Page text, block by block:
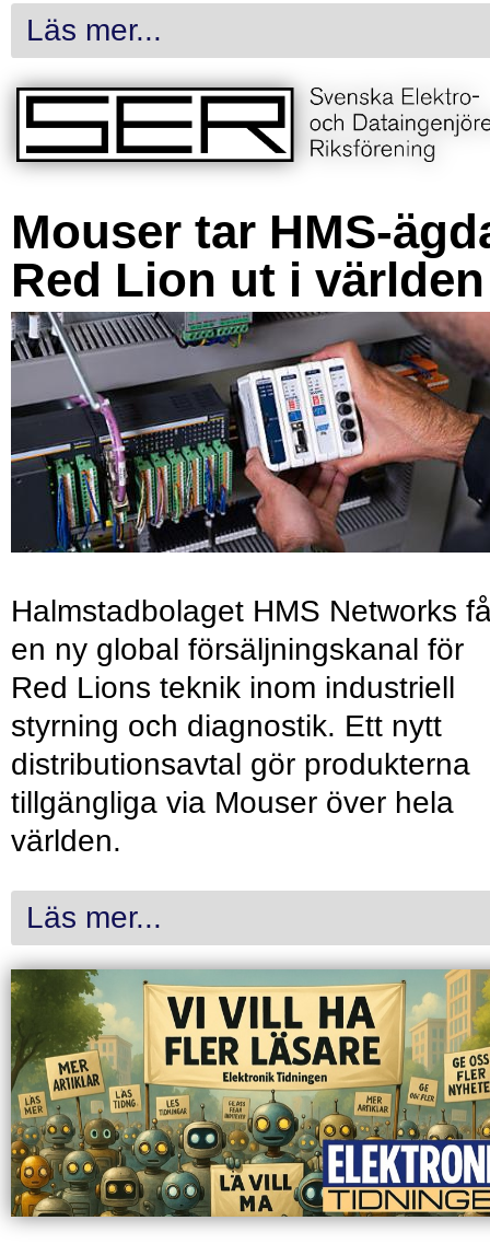
Läs mer...
Mouser tar HMS-
Red Lion ut i världen
Halmstadbolaget HMS Networks
en ny global försäljningskanal för
Red Lions teknik inom industriell
styrning och diagnostik. Ett nytt
distributionsavtal gör produkterna
tillgängliga via Mouser över hela
världen.
Läs mer...